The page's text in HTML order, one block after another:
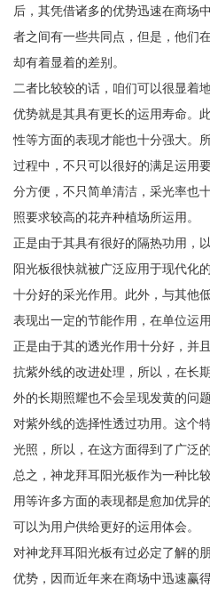
后，其凭借诸多的优势迅速在商场
者之间有一些共同点，但是，他们
却有着显着的差别。
二者比较较的话，咱们可以很显着
优势就是其具有更长的运用寿命。
性等方面的表现才能也十分强大。
过程中，不只可以很好的满足运用
分方便，不只简单清洁，采光率也
照要求较高的花卉种植场所运用。
正是由于其具有很好的隔热功用，
阳光板很快就被广泛应用于现代化
十分好的采光作用。此外，与其他
表现出一定的节能作用，在单位运
正是由于其的透光作用十分好，并
抗紫外线的改进处理，所以，在长
外的长期照耀也不会呈现发黄的问
对紫外线的选择性透过功用。这个
光照，所以，在这方面得到了广泛的
总之，神龙拜耳阳光板作为一种比
用等许多方面的表现都是愈加优异
可以为用户供给更好的运用体会。
对神龙拜耳阳光板有过必定了解的
优势，因而近年来在商场中迅速赢